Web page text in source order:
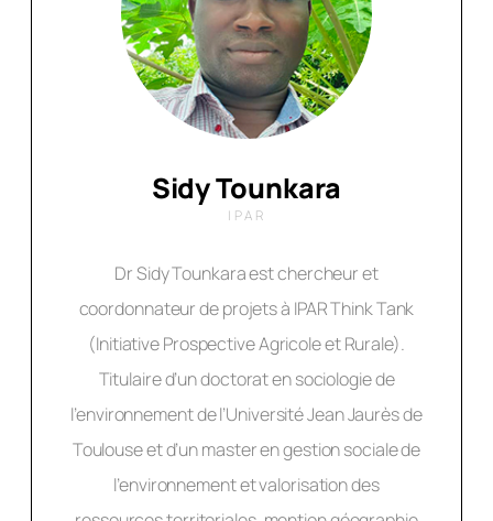
Sidy Tounkara
IPAR
Dr Sidy Tounkara est chercheur et
coordonnateur de projets à IPAR Think Tank
(Initiative Prospective Agricole et Rurale).
Titulaire d’un doctorat en sociologie de
l’environnement de l’Université Jean Jaurès de
Toulouse et d’un master en gestion sociale de
l’environnement et valorisation des